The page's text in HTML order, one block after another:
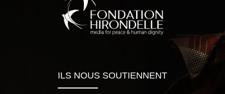
ILS NOUS SOUTIENNENT